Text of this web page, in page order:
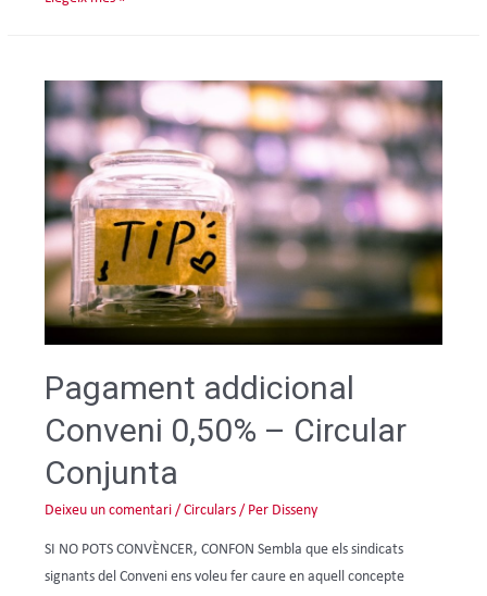
Pagament addicional
Conveni 0,50% – Circular
Conjunta
Deixeu un comentari /Circulars / Per Disseny
SI NO POTS CONVÈNCER, CONFON Sembla que els sindicats
signants del Conveni ens voleu fer caure en aquell concepte